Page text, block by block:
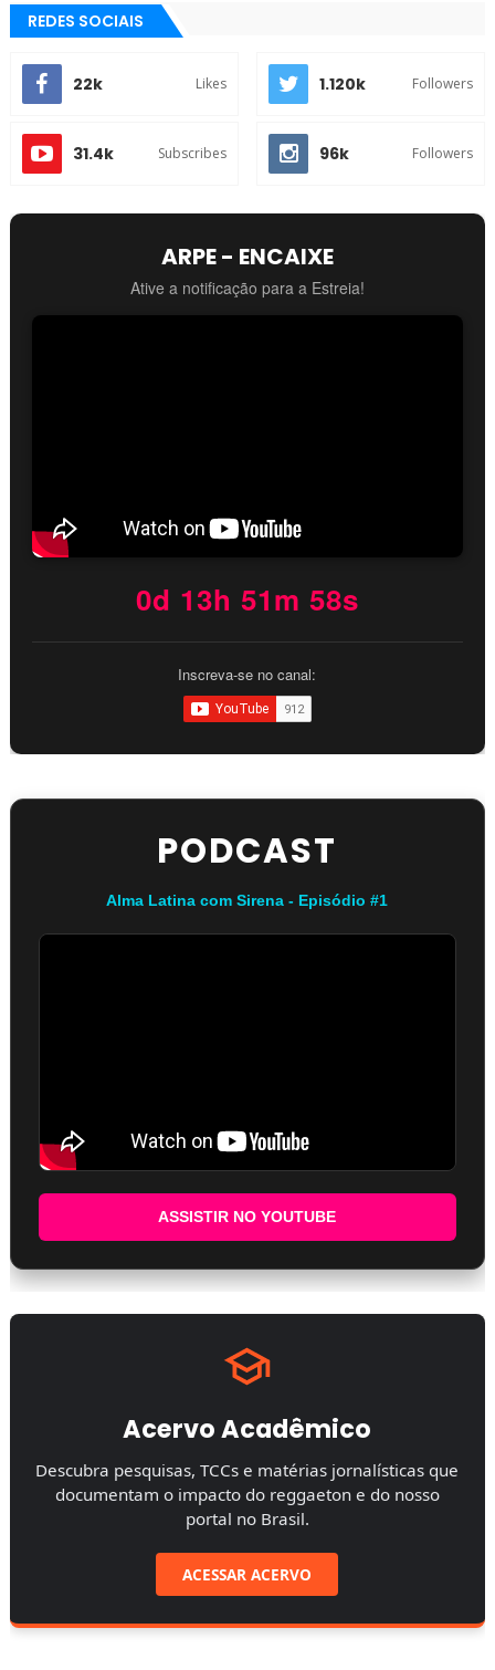
REDES SOCIAIS
22k Likes 1.120k Followers
31.4k Subscribes 96k Followers
ARPE - ENCAIXE
Ative a notificação para a Estreia!
0d 13h 51m 57s
Inscreva-se no canal:
PODCAST
Alma Latina com Sirena - Episódio #1
ASSISTIR NO YOUTUBE
Acervo Acadêmico
Descubra pesquisas, TCCs e matérias jornalísticas que
documentam o impacto do reggaeton e do nosso
portal no Brasil.
ACESSAR ACERVO